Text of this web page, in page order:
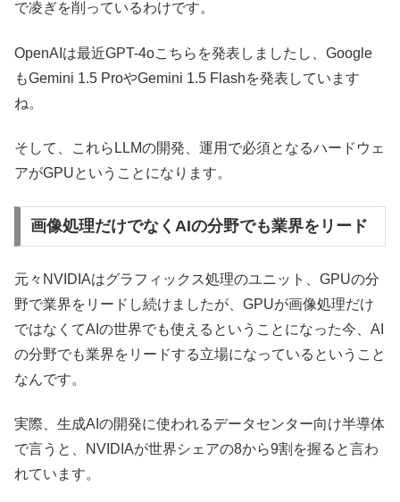
で凌ぎを削っているわけです。
OpenAIは最近GPT-4oこちらを発表しましたし、Google
もGemini 1.5 ProやGemini 1.5 Flashを発表しています
ね。
そして、これらLLMの開発、運用で必須となるハードウェ
アがGPUということになります。
画像処理だけでなくAIの分野でも業界をリード
元々NVIDIAはグラフィックス処理のユニット、GPUの分
野で業界をリードし続けましたが、GPUが画像処理だけ
ではなくてAIの世界でも使えるということになった今、AI
の分野でも業界をリードする立場になっているということ
なんです。
実際、生成AIの開発に使われるデータセンター向け半導体
で言うと、NVIDIAが世界シェアの8から9割を握ると言わ
れています。